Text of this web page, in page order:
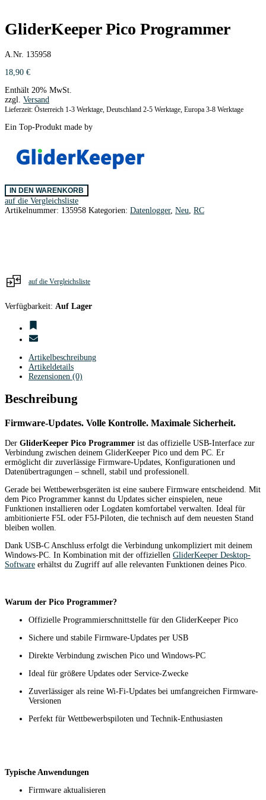
GliderKeeper Pico Programmer
A.Nr. 135958
18,90 €
Enthält 20% MwSt.
zzgl. Versand
Lieferzeit: Österreich 1-3 Werktage, Deutschland 2-5 Werktage, Europa 3-8 Werktage
Ein Top-Produkt made by
GliderKeeper
Pico
Programmer
IN DEN WARENKORB
auf die Vergleichsliste
Artikelnummer: 135958 Kategorien: Datenlogger, Neu RC
auf die Vergleichsliste
Verfügbarkeit: Auf Lager
Artikelbeschreibung
Artikeldetails
Rezensionen (0)
Beschreibung
Firmware-Updates. Volle Kontrolle. Maximale Sicherheit.
Der GliderKeeper Pico Programmer ist das offizielle USB-Interface zur
Verbindung zwischen deinem GliderKeeper Pico und dem PC. Er
ermöglicht dir zuverlässige Firmware-Updates, Konfigurationen und
Datenübertragungen – schnell, stabil und professionell.
Gerade bei Wettbewerbsgeräten ist eine saubere Firmware entscheidend. Mit
dem Pico Programmer kannst du Updates sicher einspielen, neue
Funktionen installieren oder Logdaten komfortabel verwalten. Ideal für
ambitionierte F5L oder F5J-Piloten, die technisch auf dem neuesten Stand
bleiben wollen.
Dank USB-C Anschluss erfolgt die Verbindung unkompliziert mit deinem
Windows-PC. In Kombination mit der offiziellen GliderKeeper Desktop-
Software erhältst du Zugriff auf alle relevanten Funktionen deines Pico.
Warum der Pico Programmer?
Offizielle Programmierschnittstelle für den GliderKeeper Pico
Sichere und stabile Firmware-Updates per USB
Direkte Verbindung zwischen Pico und Windows-PC
Ideal für größere Updates oder Service-Zwecke
Zuverlässiger als reine Wi-Fi-Updates bei umfangreichen Firmware-
Versionen
Perfekt für Wettbewerbspiloten und Technik-Enthusiasten
Typische Anwendungen
Firmware aktualisieren